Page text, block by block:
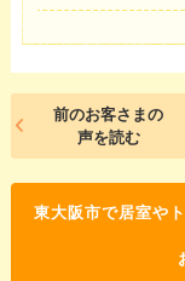
前のお客さまの
声を読む
東大阪市で居室や